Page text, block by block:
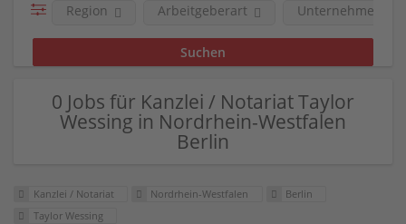
Region Arbeitgeberart Unternehmen
0 Jobs für Kanzlei / Notariat Taylor
Wessing in Nordrhein-Westfalen
Berlin
Kanzlei / Notariat Nordrhein-Westfalen
Berlin
Taylor Wessing